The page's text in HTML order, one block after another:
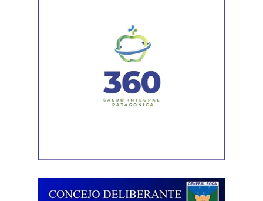
Carlos Gardel y Rochdale; Rochdale y Australia;
Rochdale y Jujuy; Yrigoyen y Mendoza; Yrigoyen y
Avenida Roca; y Chula Vista, casi San Juan.